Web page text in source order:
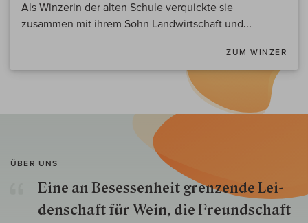
Als Winzerin der alten Schule verquickte sie
zusammen mit ihrem Sohn Landwirtschaft und...
ZUM WINZER
ÜBER UNS
Eine an Besessenheit gren­zende Lei­
den­schaft für Wein, die Freund­schaft